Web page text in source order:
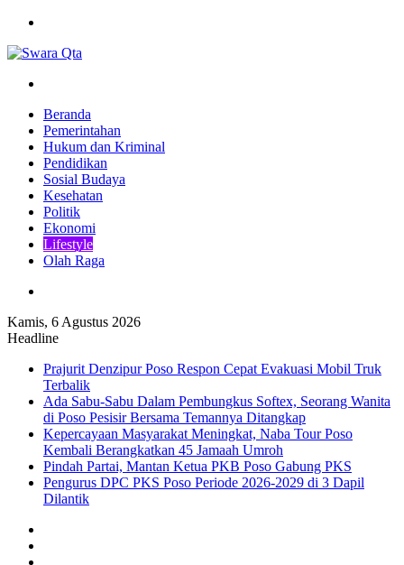
Beranda
Pemerintahan
Hukum dan Kriminal
Pendidikan
Sosial Budaya
Kesehatan
Politik
Ekonomi
Lifestyle
Olah Raga
Kamis, 6 Agustus 2026
Headline
Prajurit Denzipur Poso Respon Cepat Evakuasi Mobil Truk
Terbalik
Ada Sabu-Sabu Dalam Pembungkus Softex, Seorang Wanita
di Poso Pesisir Bersama Temannya Ditangkap
Kepercayaan Masyarakat Meningkat, Naba Tour Poso
Kembali Berangkatkan 45 Jamaah Umroh
Pindah Partai, Mantan Ketua PKB Poso Gabung PKS
Pengurus DPC PKS Poso Periode 2026-2029 di 3 Dapil
Dilantik